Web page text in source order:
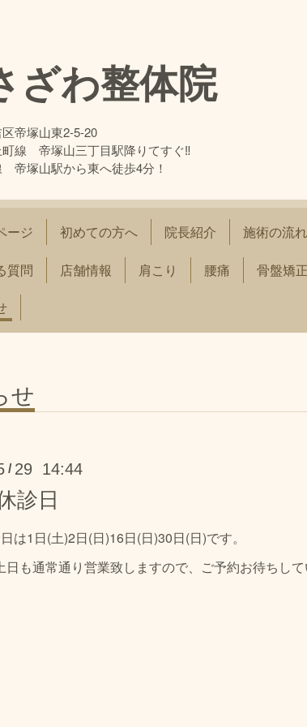
ざわ整体院
帝塚山東2-5-20
町線 帝塚山三丁目駅降りてすぐ‼
帝塚山駅から東へ徒歩4分！
ージ 初めての方へ 院長紹介 施術の流れ
質問 店舗情報 肩こり 腰痛 骨盤矯正
せ
/ 29 14:44
診日
は1日(土)2日(日)16日(日)30日(日)です。
日も通常通り営業致しますので、ご予約お待ちし